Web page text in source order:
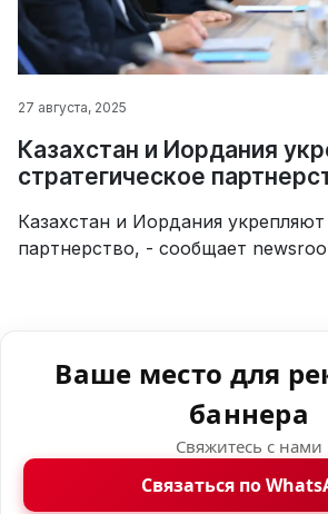
27 августа, 2025
Казахстан и Иордания
стратегическое
Казахстан и Иордания укрепляют
партнерство, - сообщает
Ваше место для
баннера
Свяжитесь с нами
Связаться по